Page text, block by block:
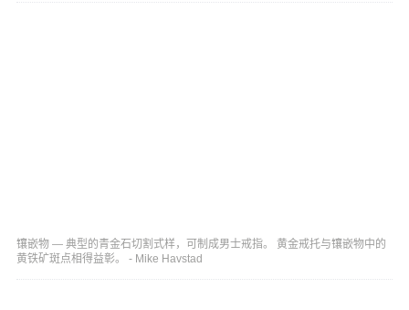
镶嵌物 — 典型的青金石切割式样，可制成男士戒指。 黄金戒托与镶嵌物中的
黄铁矿斑点相得益彰。 - Mike Havstad